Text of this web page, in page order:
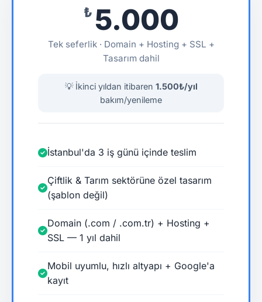
₺ 5.000
Tek seferlik · Domain + Hosting + SSL +
Tasarım dahil
💡 İkinci yıldan itibaren 1.500₺/yıl
bakım/yenileme
İstanbul'da 3 iş günü içinde teslim
Çiftlik & Tarım sektörüne özel tasarım
(şablon değil)
Domain (.com / .com.tr) + Hosting +
SSL — 1 yıl dahil
Mobil uyumlu, hızlı altyapı + Google'a
kayıt